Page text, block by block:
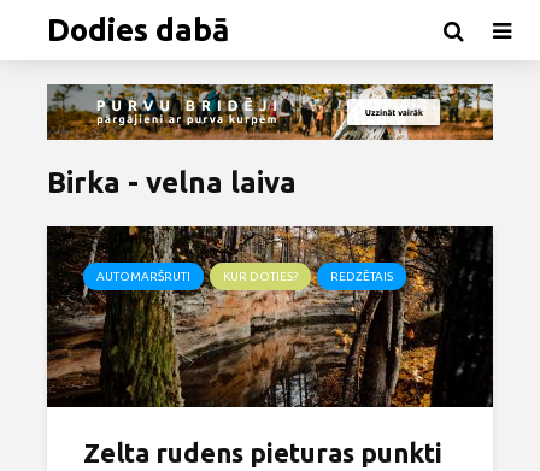
Dodies dabā
Birka - velna laiva
AUTOMARŠRUTI KUR DOTIES? REDZĒTAIS
Zelta rudens pieturas punkti